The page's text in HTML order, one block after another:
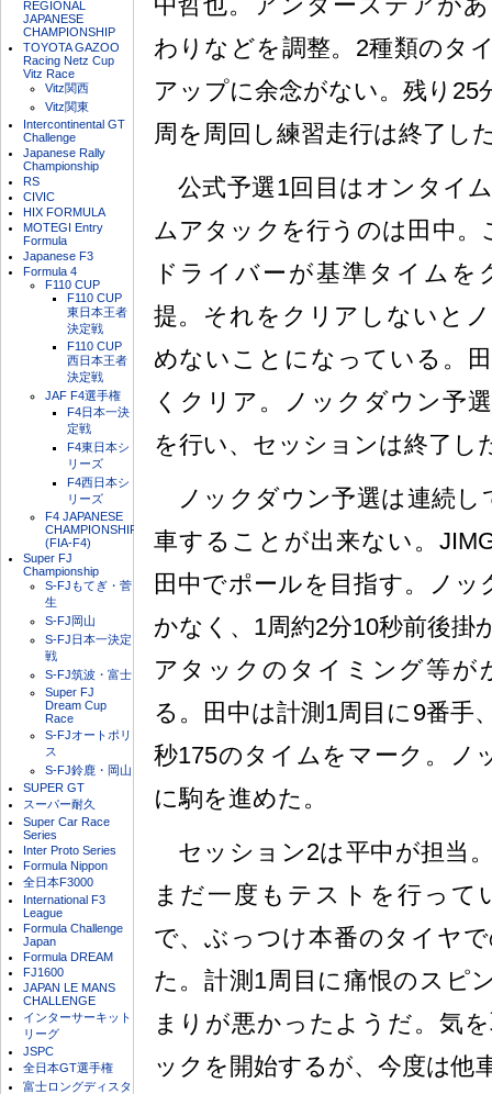
REGIONAL
JAPANESE
CHAMPIONSHIP
TOYOTA GAZOO
Racing Netz Cup
Vitz Race
Vitz関西
Vitz関東
Intercontinental GT
Challenge
Japanese Rally
Championship
RS
CIVIC
HIX FORMULA
MOTEGI Entry
Formula
Japanese F3
Formula 4
F110 CUP
F110 CUP
東日本王者
決定戦
F110 CUP
西日本王者
決定戦
JAF F4選手権
F4日本一決
定戦
F4東日本シ
リーズ
F4西日本シ
リーズ
F4 JAPANESE
CHAMPIONSHIP
(FIA-F4)
Super FJ
Championship
S-FJもてぎ・菅
生
S-FJ岡山
S-FJ日本一決定
戦
S-FJ筑波・富士
Super FJ
Dream Cup
Race
S-FJオートポリ
ス
S-FJ鈴鹿・岡山
SUPER GT
スーパー耐久
Super Car Race
Series
Inter Proto Series
Formula Nippon
全日本F3000
International F3
League
Formula Challenge
Japan
Formula DREAM
FJ1600
JAPAN LE MANS
CHALLENGE
インターサーキット
リーグ
JSPC
全日本GT選手権
富士ロングディスタ
わりなどを調整。2種類のタ
アップに余念がない。残り25
周を周回し練習走行は終了し
公式予選1回目はオンタイ
ムアタックを行うのは田中
ドライバーが基準タイム
提。それをクリアしないと
めないことになっている。
くクリア。ノックダウン予
を行い、セッションは終了し
ノックダウン予選は連続し
車することが出来ない。
田中でポールを目指す。ノ
かなく、1周約2分10秒前後掛
アタックのタイミング等が
る。田中は計測1周目に9番手
秒175のタイムをマーク。ノ
に駒を進めた。
セッション2は平中が担当
まだ一度もテストを行って
で、ぶっつけ本番のタイヤ
た。計測1周目に痛恨のスピ
まりが悪かったようだ。気
ックを開始するが、今度は他